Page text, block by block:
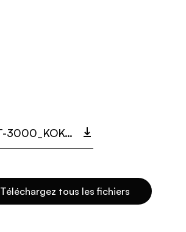
2093-50-DIM-T-3000_KOKO UNO.PDF
Téléchargez tous les fichiers